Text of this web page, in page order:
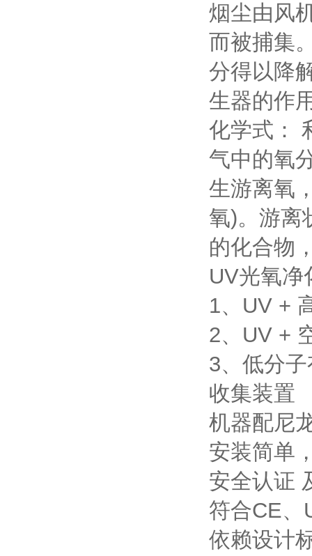
烟尘由风
而被捕集
分得以降
生器的作
化学式：
气中的氧
生游离氧
氧)。游离
的化合物
UV光氧净
1、UV +
2、UV +
3、低分
收集装置
机器配尼
安装简单
安全认证
符合CE、
依赖设计